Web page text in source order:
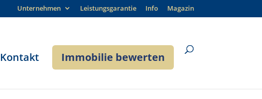
Unternehmen Leistungsgarantie Info Magazin
Kontakt Immobilie bewerten